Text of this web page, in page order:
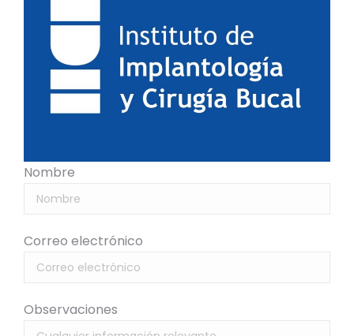
Nombre
Correo electrónico
Observaciones